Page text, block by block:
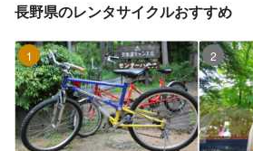
長野県のレンタサイクルおすすめ
1位